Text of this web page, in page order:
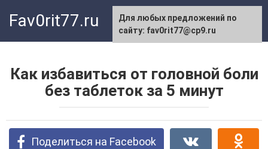
Fav0rit77.ru
Как избавиться от головной боли
без таблеток за 5 минут
Поделиться на Facebook
Для любых предложений по
сайту: fav0rit77@cp9.ru